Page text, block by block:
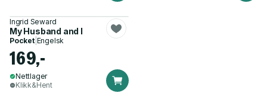
Ingrid Seward
My Husband and I
Pocket| Engelsk
169,-
Nettlager
Klikk&Hent